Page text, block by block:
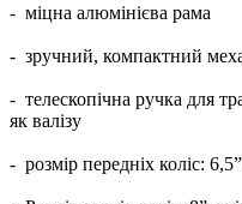
- міцна алюмінієва рама
- зручний, компактний
- телескопічна ручка для
як валізу
- розмір передніх коліс: